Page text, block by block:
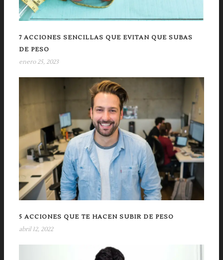
7 ACCIONES SENCILLAS QUE EVITAN QUE SUBAS
DE PESO
enero 25, 2023
5 ACCIONES QUE TE HACEN SUBIR DE PESO
abril 12, 2022